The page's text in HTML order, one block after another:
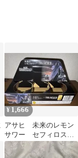
¥ 1,666
アサヒ 未来のレモン
サワー セフィロス
コラボ 箱 ボック
ス FF